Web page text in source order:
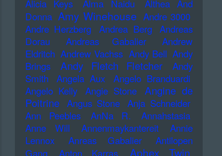
Alicia Keys Alma Naidu
Althea And
Donna Amy Winehouse Andre 3000
Andre Herzberg
Andrea Berg
Andreas
Dorau
Andreas Gabalier
Andrew
Eldritch Andrew Vachss Andy Bell Andy
Brings
Andy Fletch Fletcher
Andy
Smith
Angela Aux
Angelo Branduardi
Angelo Kelly
Angie Stone
Angine de
Poitrine Angus Stone Anja Schneider
Ann Peebles
AnNa R.
Annahstasia
Anne Will
Annenmaykantereit
Annie
Lennox
Anreas Gabalier
Antilopen
Gang
Anton Karras Aphex Twin